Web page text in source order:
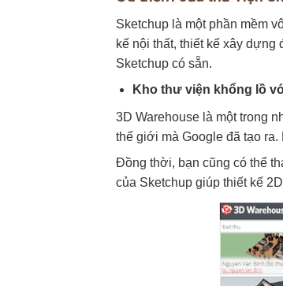
Sketchup là một phần mềm
kế nội thất, thiết kế xây
Sketchup có sẵn.
Kho thư viện khổng lồ
3D Warehouse là một trong
thế giới mà Google đã tạo
Đồng thời, bạn cũng có thể
của Sketchup giúp thiết kế